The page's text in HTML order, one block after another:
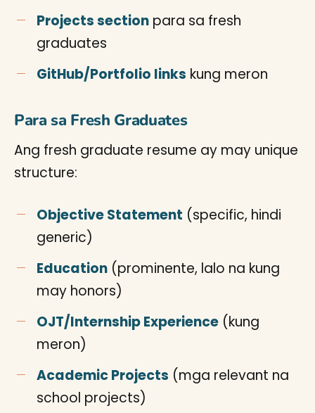
Projects section para sa fresh
graduates
GitHub/Portfolio links kung meron
Para sa Fresh Graduates
Ang fresh graduate resume ay may unique
structure:
Objective Statement (specific, hindi
generic)
Education (prominente, lalo na kung
may honors)
OJT/Internship Experience (kung
meron)
Academic Projects (mga relevant na
school projects)